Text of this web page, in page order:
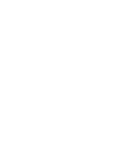
kommen als Block,